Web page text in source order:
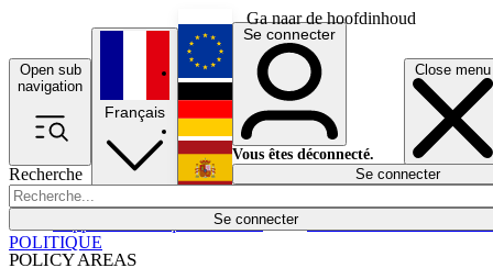
Ga naar de hoofdinhoud
Open sub
navigation
Close menu
Recherche
Se connecter
POLICY AREAS
Économie
Français
English
Deutsch
Español
Se connecter
Vous êtes déconnecté.
Se connecter
POLITIQUE